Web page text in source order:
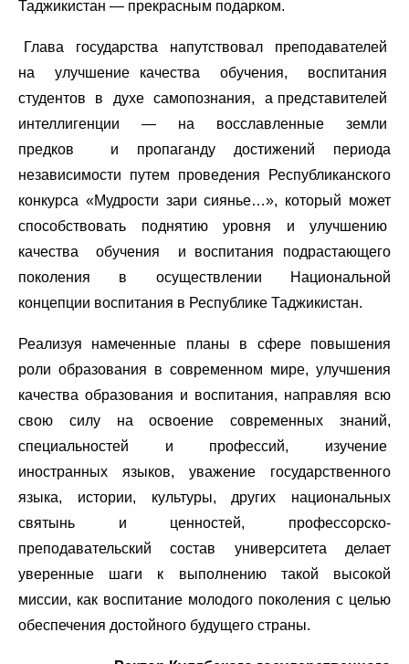
Таджикистан — прекрасным подарком.
Глава государства напутствовал преподавателей
на улучшение качества обучения, воспитания
студентов в духе самопознания, а представителей
интеллигенции — на восславленные земли
предков и пропаганду достижений периода
независимости путем проведения Республиканского
конкурса «Мудрости зари сиянье…», который может
способствовать поднятию уровня и улучшению
качества обучения и воспитания подрастающего
поколения в осуществлении Национальной
концепции воспитания в Республике Таджикистан.
Реализуя намеченные планы в сфере повышения
роли образования в современном мире, улучшения
качества образования и воспитания, направляя всю
свою силу на освоение современных знаний,
специальностей и профессий, изучение
иностранных языков, уважение государственного
языка, истории, культуры, других национальных
святынь и ценностей, профессорско-
преподавательский состав университета делает
уверенные шаги к выполнению такой высокой
миссии, как воспитание молодого поколения с целью
обеспечения достойного будущего страны.